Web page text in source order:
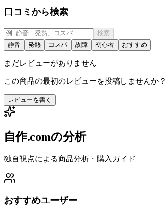
口コミから検索
検索
静音
発熱 コスパ 故障 初心者 おすすめ
まだレビューがありません
この商品の最初のレビューを投稿しませんか？
レビューを書く
自作.comの分析
独自視点による商品分析・購入ガイド
おすすめユーザー